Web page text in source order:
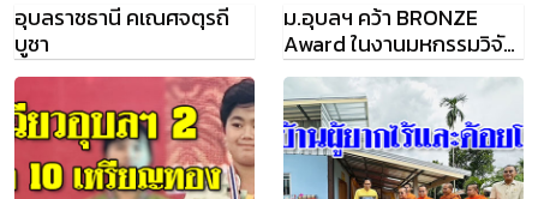
อุบลราชธานี คเณศจตุรถี
บูชา
ม.อุบลฯ คว้า BRONZE
Award ในงานมหกรรมวิจัย
แห่งชาติ 2567